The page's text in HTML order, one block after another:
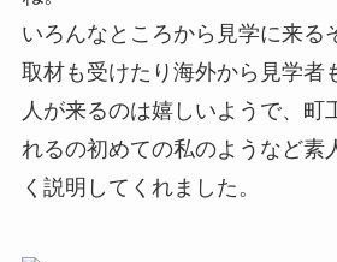
いろんなところから見学に来る
取材も受けたり海外から見学者
人が来るのは嬉しいようで、町
れるの初めての私のようなど素
く説明してくれました。